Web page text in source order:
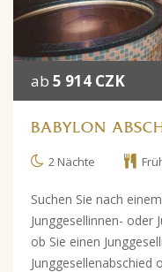
ab 5 914 CZK
BABYLON
2 Nächte
Suchen Sie nach
Junggesellinnen- oder
ob Sie einen